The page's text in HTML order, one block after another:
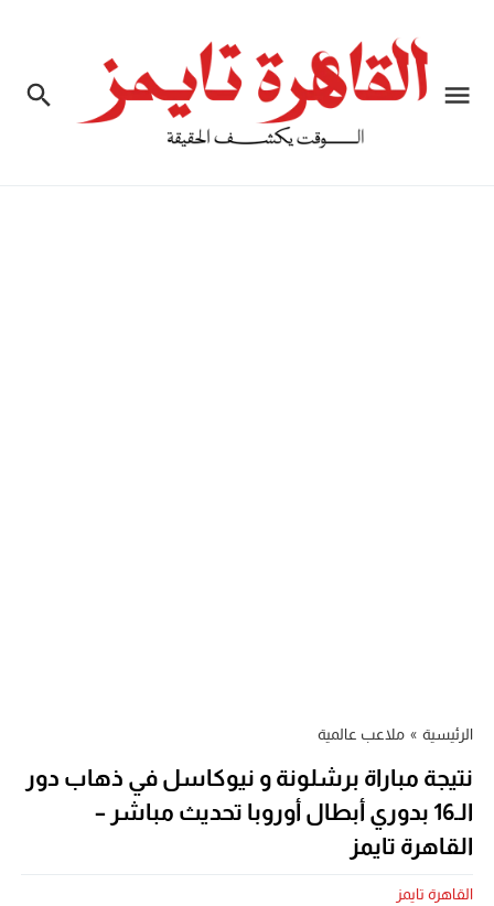
الرئيسية » ملاعب عالمية
نتيجة مباراة برشلونة و نيوكاسل في ذهاب دور
الـ16 بدوري أبطال أوروبا تحديث مباشر –
القاهرة تايمز
القاهرة تايمز